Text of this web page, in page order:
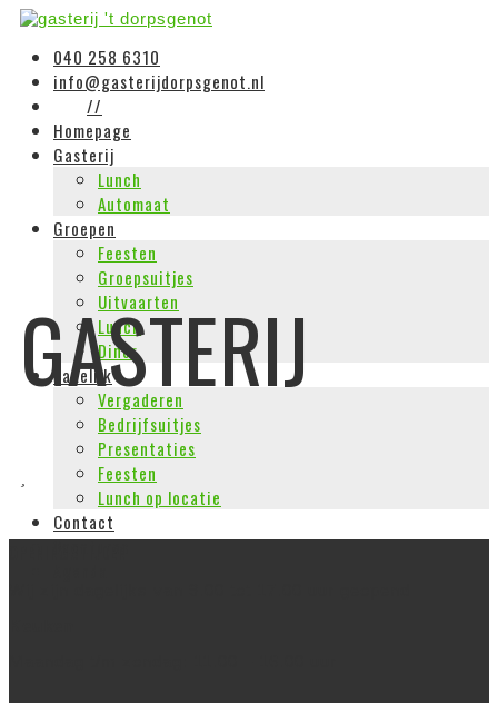
040 258 6310
info@gasterijdorpsgenot.nl
//
Homepage
Gasterij
Lunch
Automaat
Groepen
Feesten
Groepsuitjes
Uitvaarten
Lunch
Diner
Zakelijk
Vergaderen
Bedrijfsuitjes
Presentaties
Feesten
Lunch op locatie
Contact
Vacatures
GASTERIJ